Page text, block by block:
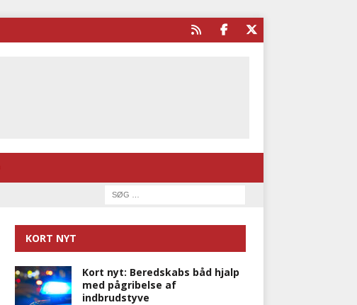
KORT NYT
Kort nyt: Beredskabs båd hjalp
med pågribelse af
indbrudstyve